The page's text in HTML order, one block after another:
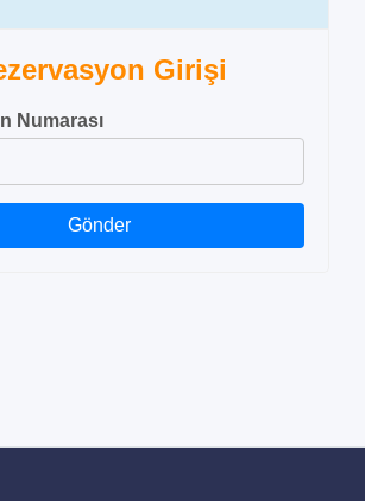
Girişi
Numarası
Gönder